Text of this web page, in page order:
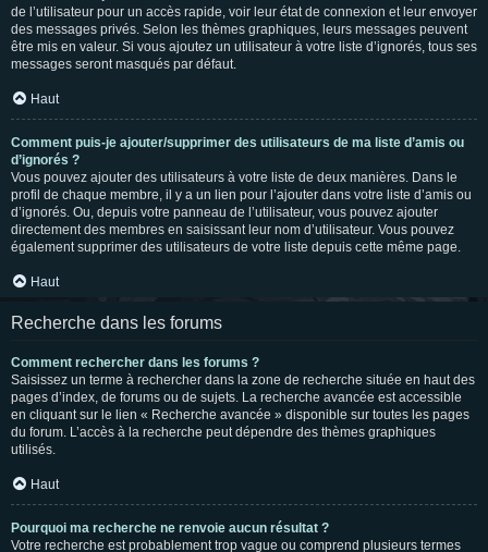
de l’utilisateur pour un accès rapide, voir leur état de connexion et leur envoyer
des messages privés. Selon les thèmes graphiques, leurs messages peuvent
être mis en valeur. Si vous ajoutez un utilisateur à votre liste d’ignorés, tous ses
messages seront masqués par défaut.
Haut
Comment puis-je ajouter/supprimer des utilisateurs de ma liste d’amis ou
d’ignorés ?
Vous pouvez ajouter des utilisateurs à votre liste de deux manières. Dans le
profil de chaque membre, il y a un lien pour l’ajouter dans votre liste d’amis ou
d’ignorés. Ou, depuis votre panneau de l’utilisateur, vous pouvez ajouter
directement des membres en saisissant leur nom d’utilisateur. Vous pouvez
également supprimer des utilisateurs de votre liste depuis cette même page.
Haut
Recherche dans les forums
Comment rechercher dans les forums ?
Saisissez un terme à rechercher dans la zone de recherche située en haut des
pages d’index, de forums ou de sujets. La recherche avancée est accessible
en cliquant sur le lien « Recherche avancée » disponible sur toutes les pages
du forum. L’accès à la recherche peut dépendre des thèmes graphiques
utilisés.
Haut
Pourquoi ma recherche ne renvoie aucun résultat ?
Votre recherche est probablement trop vague ou comprend plusieurs termes